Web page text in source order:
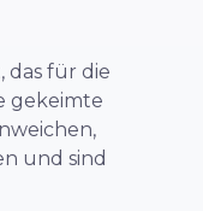
das für die
gekeimte
und sind